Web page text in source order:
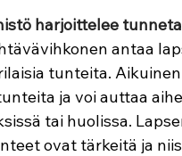
harjoittelee
antaa
tunteita.
ja voi auttaa
tai huolissa.
ovat tärkeitä ja